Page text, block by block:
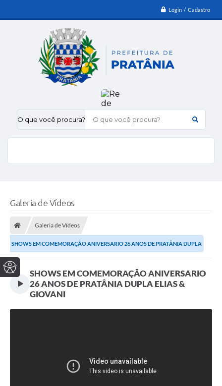
Login / Cadastro
O que você procura?
Galeria de Vídeos
Galeria de Vídeos
SHOWS EM COMEMORAÇÃO ANIVERSARIO 26 ANOS DE PRATÂNIA DUPLA
ELIAS & GIOVANI
SHOWS EM COMEMORAÇÃO ANIVERSARIO
26 ANOS DE PRATÂNIA DUPLA ELIAS &
GIOVANI